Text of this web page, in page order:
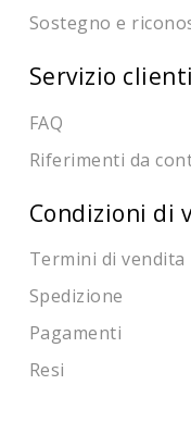
Sostegno e
Servizio clienti
FAQ
Riferimenti da
Condizioni di
Termini di vendita
Spedizione
Pagamenti
Resi